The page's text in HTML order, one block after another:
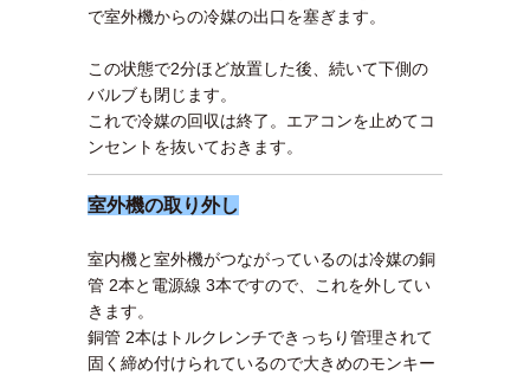
で室外機からの冷媒の出口を塞ぎます。
この状態で2分ほど放置した後、続いて下側の
バルブも閉じます。
これで冷媒の回収は終了。エアコンを止めてコ
ンセントを抜いておきます。
室外機の取り外し
室内機と室外機がつながっているのは冷媒の銅
管 2本と電源線 3本ですので、これを外してい
きます。
銅管 2本はトルクレンチできっちり管理されて
固く締め付けられているので大きめのモンキー